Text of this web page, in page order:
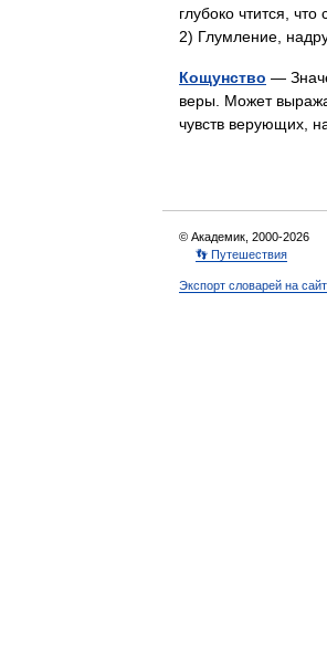
глубоко чтится,
2) Глумление,
Кощунство —
веры. Может
чувств верующих,
© Академик, 2000-2026
👣 Путешествия
Экспорт словарей на